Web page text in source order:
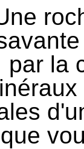
par la